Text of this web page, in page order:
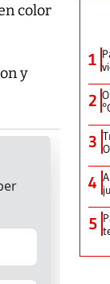
color
y
1
2
3
4
5